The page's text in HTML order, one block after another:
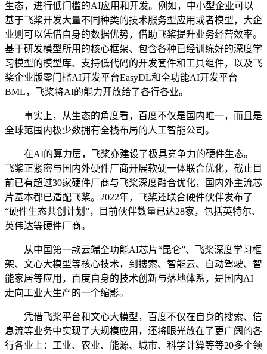
生态，进行低门槛的AI应用和开发。例如，中小型企业可以
基于飞桨开发大量不同种类的技术服务型应用或者模型，大企
业则可以凭借自身的数据优势，借助飞桨提升业务经营效率。
基于研发模型所用的核心框架、包含各种已经训练好的深度学
习模型的模型库、支持低代码的开发套件和工具组件，以及飞
桨企业版零门槛AI开发平台EasyDL和全功能AI开发平台
BML，飞桨将AI的能力开放给了各行各业。
事实上，从生态的角度看，百度不仅是国内唯一，而且是
全球范围内极少数拥有全栈布局的人工智能公司。
在AI的算力层，飞桨亦建设了极具竞争力的硬件生态。
飞桨正紧密与国内外硬件厂商开展软硬一体联合优化，截止目
前已有超过30家硬件厂商与飞桨深度融合优化，国内外主流芯
片基本都已适配飞桨。2022年，飞桨还联合硬件伙伴发布了
“硬件生态共创计划”，目前伙伴数量已达28家，包括英特尔、
英伟达等硬件厂商。
从中国第一款云端全功能AI芯片“昆仑”、飞桨深度学习框
架、文心大模型等核心技术，到搜索、智能云、自动驾驶、智
能家居等应用，百度自身的技术创新与落地体系，是国内AI
走向工业大生产的一个缩影。
凭借飞桨平台和文心大模型，百度不仅在自身的搜索、信
息流等业务中实现了大规模应用，还将眼光放在了更广阔的各
行各业上：工业、农业、能源、城市、科学计算等等20多个领